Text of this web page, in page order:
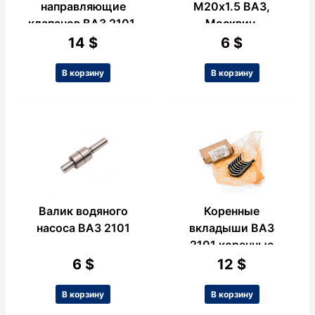
направляющие
клапанов ВАЗ 2101,
4шт.
14 $
В корзину
М20х1.5 ВАЗ,
Москвич.
6 $
В корзину
Валик водяного
насоса ВАЗ 2101
6 $
В корзину
Коренные
вкладыши ВАЗ
2101 коренные
0.75
12 $
В корзину